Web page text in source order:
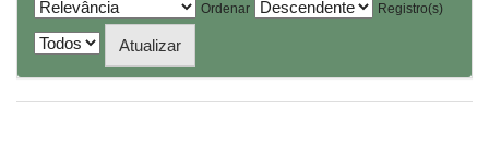
Ordenar
Registro(s)